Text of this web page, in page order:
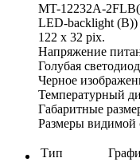
MT-12232A-
LED-backlight (B))
122 х 32 pix.
Напряжение
Голубая
Черное
Температурный
Габаритные
Размеры видимой
Тип